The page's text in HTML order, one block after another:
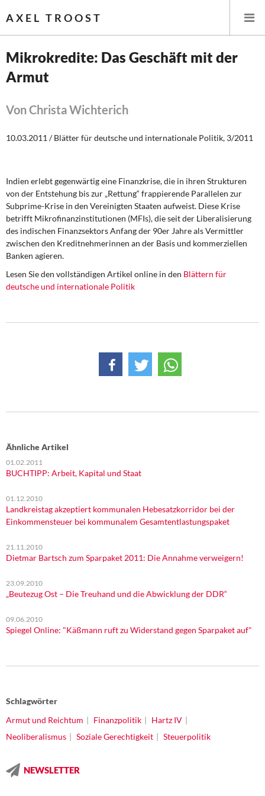
AXEL TROOST
Startseite
Themen
Leitlinien linker Wirtschafts- und Finanzpolitik
Steuer- und Finanzpolitik
Öffentliche Infrastruktur und Daseinsvorsorge
Eurokrise und Griechenland
DIE LINKE
Memo-Gruppe
Institut Solidarische Moderne
Über mich
Kontakt
Mikrokredite: Das Geschäft mit der
Armut
Von Christa Wichterich
10.03.2011 / Blätter für deutsche und internationale Politik, 3/2011
Indien erlebt gegenwärtig eine Finanzkrise, die in ihren Strukturen
von der Entstehung bis zur „Rettung“ frappierende Parallelen zur
Subprime-Krise in den Vereinigten Staaten aufweist. Diese Krise
betrifft Mikrofinanzinstitutionen (MFIs), die seit der Liberalisierung
des indischen Finanzsektors Anfang der 90er Jahre als Vermittler
zwischen den Kreditnehmerinnen an der Basis und kommerziellen
Banken agieren.
Lesen Sie den vollständigen Artikel online in den Blättern für
deutsche und internationale Politik
Ähnliche Artikel
01.02.2011
BUCHTIPP: Arbeit, Kapital und Staat
01.12.2010
Landkreistag akzeptiert kommunalen Hebesatzkorridor bei der
Einkommensteuer bei kommunalem Gesamtentlastungspaket
21.11.2010
Dietmar Bartsch zum Sparpaket 2011: Die Annahme verweigern!
23.09.2010
„Beutezug Ost – Die Treuhand und die Abwicklung der DDR“
09.06.2010
Spiegel Online: "Käßmann ruft zu Widerstand gegen Sparpaket auf"
Schlagwörter
Armut und Reichtum
Finanzpolitik
Hartz IV
Neoliberalismus
Soziale Gerechtigkeit Steuerpolitik
NEWSLETTER